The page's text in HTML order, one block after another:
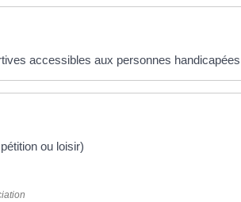
accessibles aux personnes
ou loisir)